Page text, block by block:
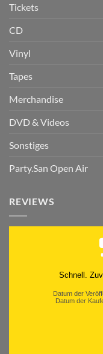
Tickets
CD
Vinyl
Tapes
Merchandise
DVD & Videos
Sonstiges
Party.San Open Air
REVIEWS
Moinsen, hat alles
Datum der